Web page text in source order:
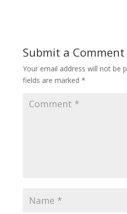
Submit a Comment
Your email address will not be
fields are marked *